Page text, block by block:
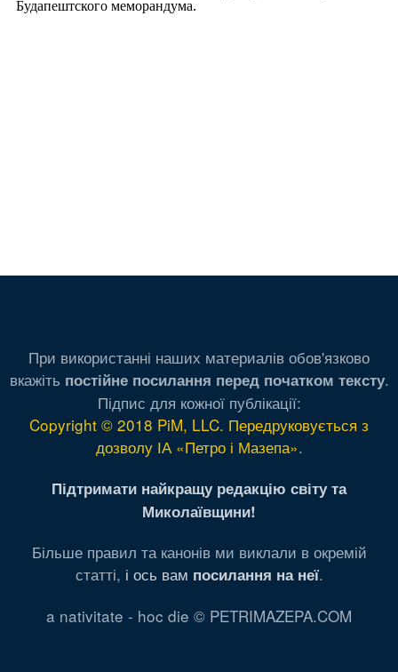
При використанні наших материалів обов'язково
вкажіть постійне посилання перед початком тексту.
Підпис для кожної публікації:
Copyright © 2018 PiM, LLC. Передруковується з
дозволу ІА «Петро і Мазепа».
Підтримати найкращу редакцію світу та
Миколаївщини!
Більше правил та канонів ми виклали в окремій
статті, і ось вам посилання на неї.
a nativitate - hoc die © PETRIMAZEPA.COM